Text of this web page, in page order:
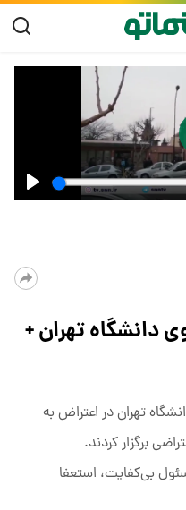
دانشگاه تهران +
تهران در اعتراض به
برگزار کردند.
بی‌کفایت، استعفا